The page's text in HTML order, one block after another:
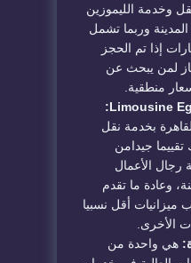
وخدمة الليموزين
وربما تشمل
إذا تم الحجز
لمن يبحث عن
منطقية.
بخدمة نقل
جيدامن
رجال الأعمال
وعادة ما تقدم
ميزانيات أقل نسبيا
الأخرى.
هي واحدة من